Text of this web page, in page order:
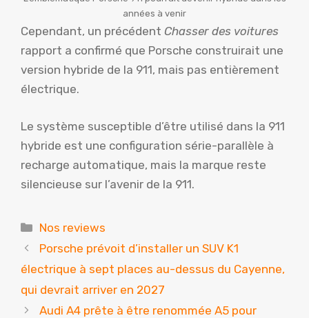
années à venir
Cependant, un précédent Chasser des voitures
rapport a confirmé que Porsche construirait une
version hybride de la 911, mais pas entièrement
électrique.
Le système susceptible d’être utilisé dans la 911
hybride est une configuration série-parallèle à
recharge automatique, mais la marque reste
silencieuse sur l’avenir de la 911.
Catégories
Nos reviews
Porsche prévoit d’installer un SUV K1
électrique à sept places au-dessus du Cayenne,
qui devrait arriver en 2027
Audi A4 prête à être renommée A5 pour